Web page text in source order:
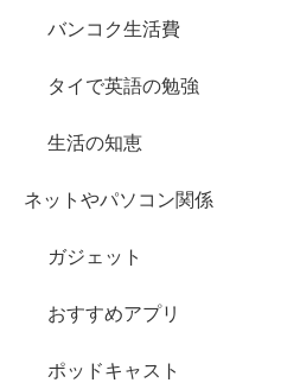
バンコク生活費
タイで英語の勉強
生活の知恵
ネットやパソコン関係
ガジェット
おすすめアプリ
ポッドキャスト